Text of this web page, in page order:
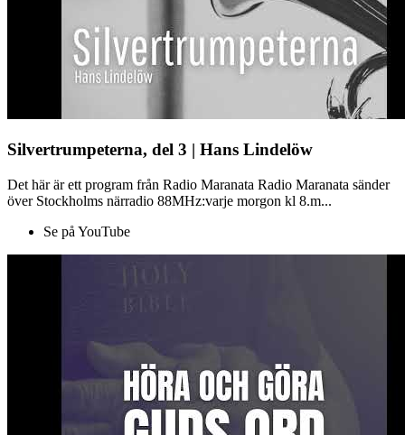
Silvertrumpeterna, del 3 | Hans Lindelöw
Det här är ett program från Radio Maranata Radio Maranata sänder
över Stockholms närradio 88MHz:varje morgon kl 8.m...
Se på YouTube